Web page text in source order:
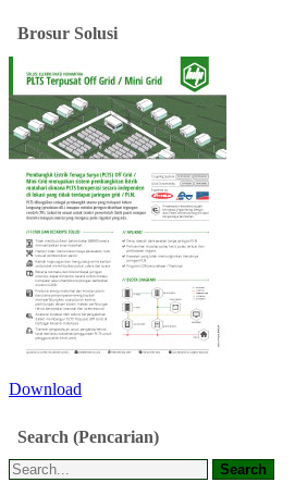
Brosur Solusi
Download
Search (Pencarian)